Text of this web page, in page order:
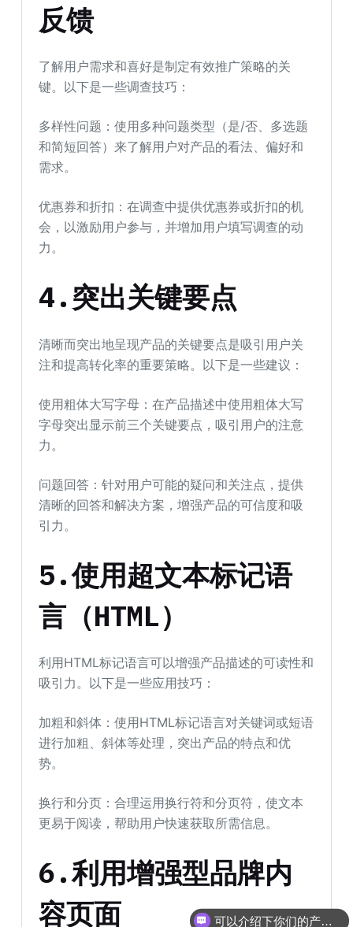
反馈
了解用户需求和喜好是制定有效推广策略的关
键。以下是一些调查技巧：
多样性问题：使用多种问题类型（是/否、多选题
和简短回答）来了解用户对产品的看法、偏好和
需求。
优惠券和折扣：在调查中提供优惠券或折扣的机
会，以激励用户参与，并增加用户填写调查的动
力。
4.突出关键要点
清晰而突出地呈现产品的关键要点是吸引用户关
注和提高转化率的重要策略。以下是一些建议：
使用粗体大写字母：在产品描述中使用粗体大写
字母突出显示前三个关键要点，吸引用户的注意
力。
问题回答：针对用户可能的疑问和关注点，提供
清晰的回答和解决方案，增强产品的可信度和吸
引力。
5.使用超文本标记语
言（HTML）
利用HTML标记语言可以增强产品描述的可读性和
吸引力。以下是一些应用技巧：
加粗和斜体：使用HTML标记语言对关键词或短语
进行加粗、斜体等处理，突出产品的特点和优
势。
换行和分页：合理运用换行符和分页符，使文本
更易于阅读，帮助用户快速获取所需信息。
6.利用增强型品牌内
容页面
可以介绍下你们的产品么